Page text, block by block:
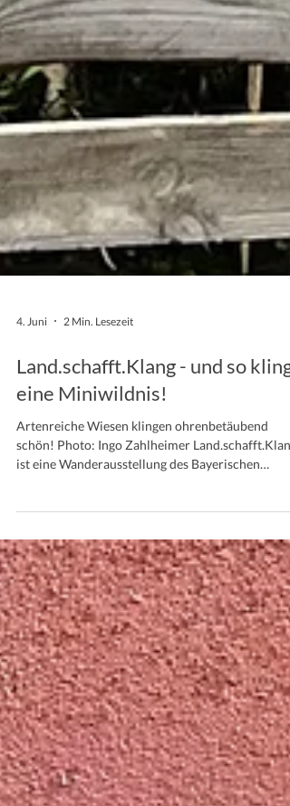
Land.schafft.Klang - und so klingt
eine Miniwildnis!
Artenreiche Wiesen klingen ohrenbetäubend
schön! Photo: Ingo Zahlheimer Land.schafft.Klang
Landesvereins für Heimatpflege. Sie nähert sich
sondern vor allem über das Hören.
war eine Idee der Umweltingenieurin Lioba
Degenfelder, die Rudolf Neumaier,
des Bayerischen Landesvereins für Heimatpflege,
sofort aufgriff.